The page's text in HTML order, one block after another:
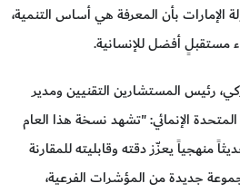
الإمارات بأن المعرفة هي أساس التنمية،
مستقبلٍ أفضل للإنسانية.
رئيس المستشارين التقنيين ومدير
الإنمائي: "تشهد نسخة هذا العام
منهجياً يعزّز دقته وقابليته للمقارنة
جديدة من المؤشرات الفرعية،